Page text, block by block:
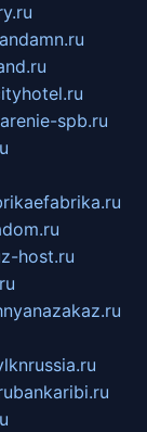
spb.ru
z-host.ru
bankaribi.ru